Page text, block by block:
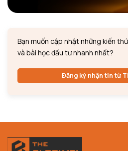
Bạn muốn cập nhật những kiến
và bài học đầu tư nhanh nhất?
Đăng ký nhận tin từ